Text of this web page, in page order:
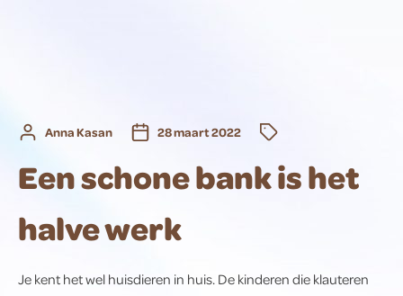
Anna Kasan 28 maart 2022
Een schone bank is het
halve werk
Je kent het wel huisdieren in huis. De kinderen die klauteren